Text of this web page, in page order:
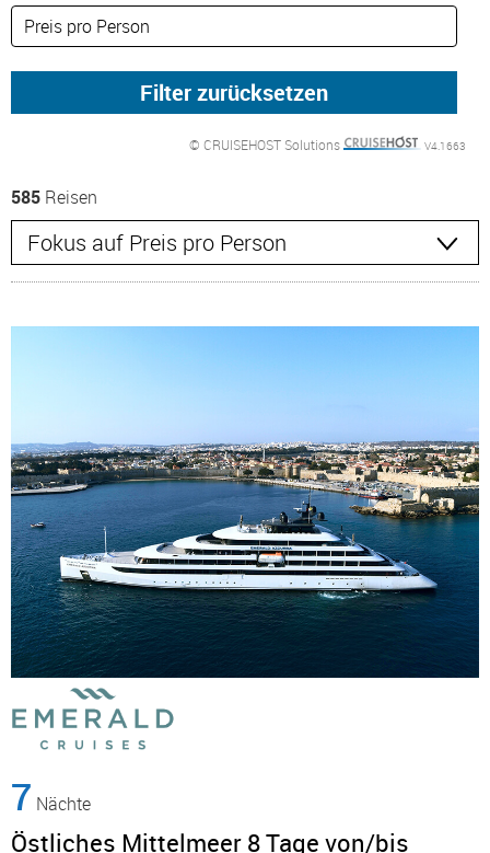
© CRUISEHOST Solutions V4.1663
585 Reisen
7 Nächte
Östliches Mittelmeer 8 Tage von/bis